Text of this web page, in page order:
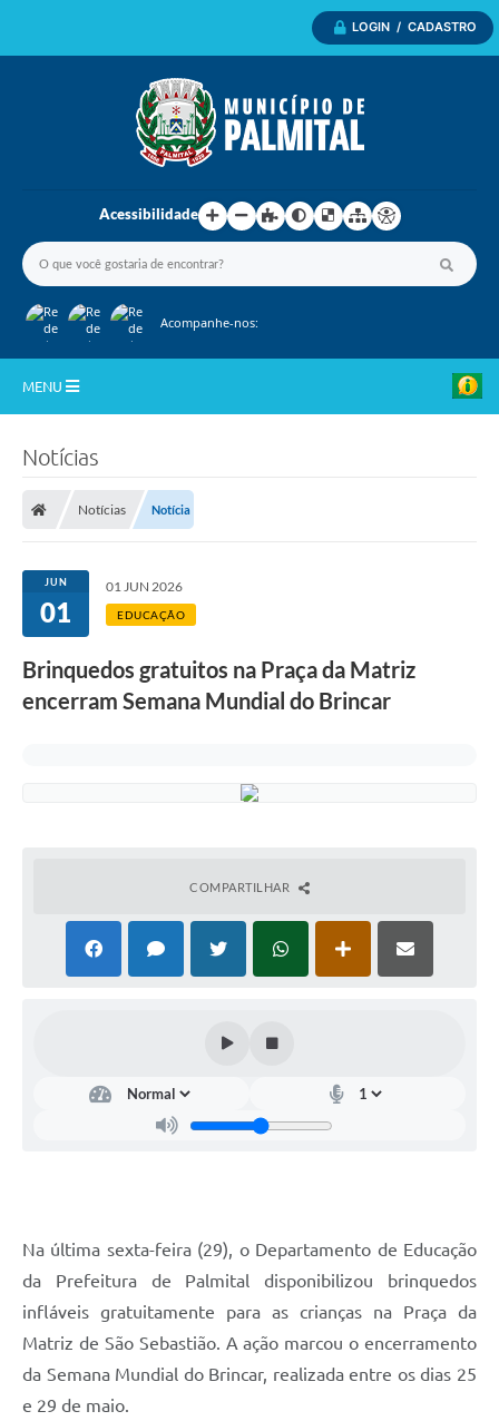
LOGIN / CADASTRO
Acessibilidade
Acompanhe-nos:
MENU
Departamentos
Câmara Municipal
Contato
Notícias
Notícias Notícia
JUN
01
01 JUN 2026
EDUCAÇÃO
Brinquedos gratuitos na Praça da Matriz
encerram Semana Mundial do Brincar
COMPARTILHAR
Na última sexta-feira (29), o Departamento de Educação
da Prefeitura de Palmital disponibilizou brinquedos
infláveis gratuitamente para as crianças na Praça da
Matriz de São Sebastião. A ação marcou o encerramento
da Semana Mundial do Brincar, realizada entre os dias 25
e 29 de maio.